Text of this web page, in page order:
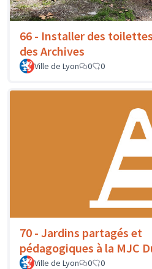
66 - Installer des
des Archives
Ville de Lyon 0 0
70 - Jardins partagés et
pédagogiques à la MJC
Ville de Lyon 0 0